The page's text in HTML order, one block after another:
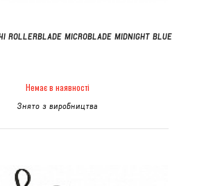
MICROBLADE MIDNIGHT BLUE
Немає в наявності
Знято з виробництва